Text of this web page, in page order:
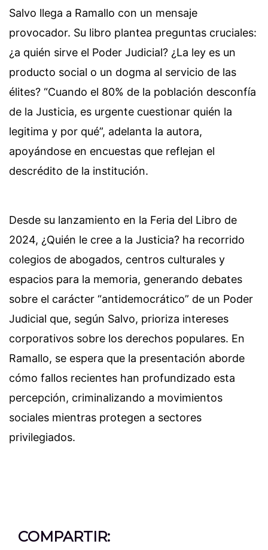
Salvo llega a Ramallo con un mensaje
provocador. Su libro plantea preguntas cruciales:
¿a quién sirve el Poder Judicial? ¿La ley es un
producto social o un dogma al servicio de las
élites? “Cuando el 80% de la población desconfía
de la Justicia, es urgente cuestionar quién la
legitima y por qué”, adelanta la autora,
apoyándose en encuestas que reflejan el
descrédito de la institución.
Desde su lanzamiento en la Feria del Libro de
2024, ¿Quién le cree a la Justicia? ha recorrido
colegios de abogados, centros culturales y
espacios para la memoria, generando debates
sobre el carácter “antidemocrático” de un Poder
Judicial que, según Salvo, prioriza intereses
corporativos sobre los derechos populares. En
Ramallo, se espera que la presentación aborde
cómo fallos recientes han profundizado esta
percepción, criminalizando a movimientos
sociales mientras protegen a sectores
privilegiados.
COMPARTIR: